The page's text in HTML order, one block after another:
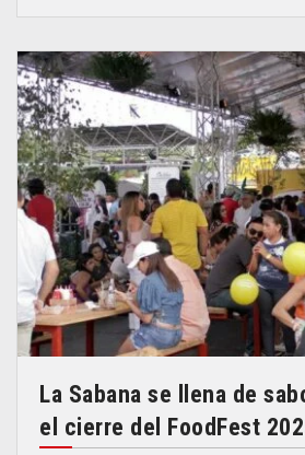
La Sabana se llena de
el cierre del FoodFest